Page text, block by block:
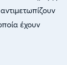
έχουν